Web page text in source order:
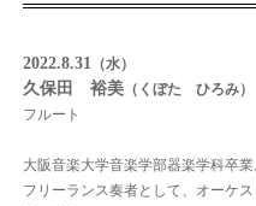
2022.8.31（水）
久保田 裕美（くぼた ひろみ）
フルート
大阪音楽大学音楽学部器楽学科卒業
フリーランス奏者として、オーケ